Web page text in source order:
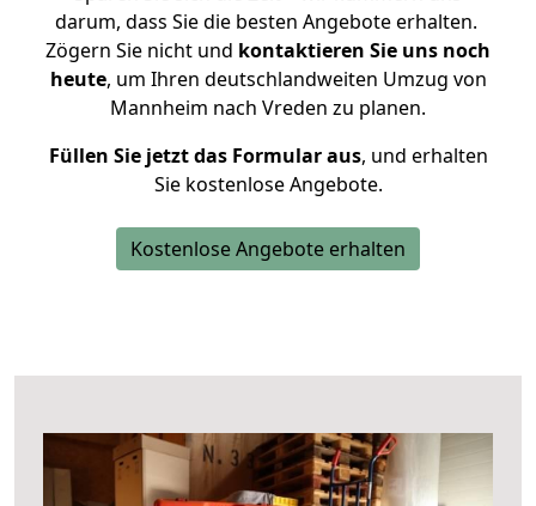
darum, dass Sie die besten Angebote erhalten.
Zögern Sie nicht und kontaktieren Sie uns noch
heute, um Ihren deutschlandweiten Umzug von
Mannheim nach Vreden zu planen.
Füllen Sie jetzt das Formular aus, und erhalten
Sie kostenlose Angebote.
Kostenlose Angebote erhalten